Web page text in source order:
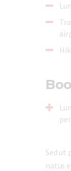
Sed ut
natus